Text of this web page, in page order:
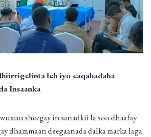
leh iyo caqabadaha
Insaanka
sheegay in sanadkii la soo dhaafay
dhammaan deegaanada dalka marka laga